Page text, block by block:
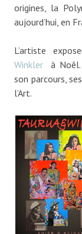
origines, la
aujourd’hui, en
L’artiste
Winkler à Noêl.
son parcours,
l’Art.